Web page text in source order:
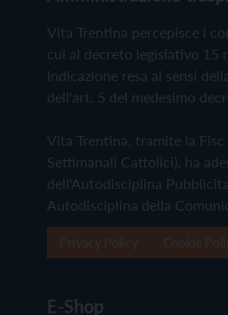
Vita Trentina percepisce i
cui al decreto legislativo 15
Indicazione resa ai sensi
dell'art. 5 del medesimo
Vita Trentina, tramite la Fisc
Settimanali Cattolici), ha
dell'Autodisciplina
Autodisciplina della
E-Shop